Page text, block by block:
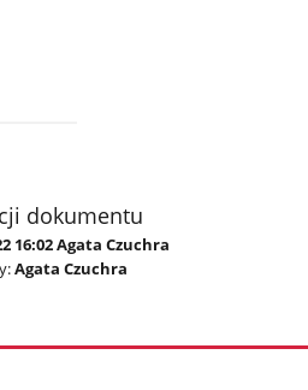
dokumentu
16:02 Agata Czuchra
Agata Czuchra